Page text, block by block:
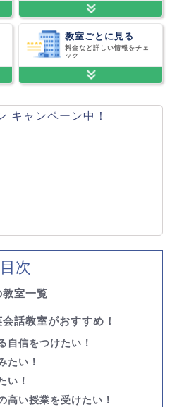
教室ごとに見る
料金など詳しい情報をチェ
ック
キャンペーン中！
目次
教室一覧
話教室がおすすめ！
自信をつけたい！
たい！
い！
高い授業を受けたい！